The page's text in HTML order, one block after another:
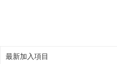
最新加入項目